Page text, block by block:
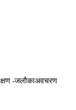
-जलौकाअवचरण